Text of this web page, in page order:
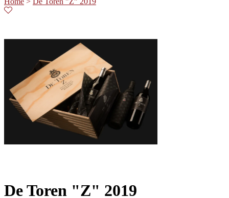
De Toren "Z" 2019